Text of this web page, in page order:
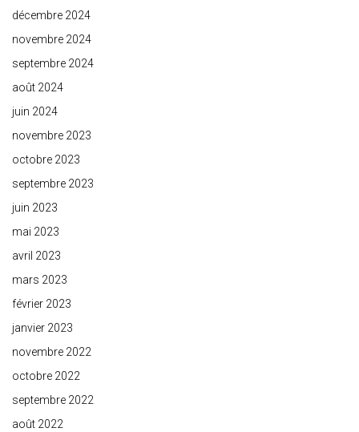
décembre 2024
novembre 2024
septembre 2024
août 2024
juin 2024
novembre 2023
octobre 2023
septembre 2023
juin 2023
mai 2023
avril 2023
mars 2023
février 2023
janvier 2023
novembre 2022
octobre 2022
septembre 2022
août 2022